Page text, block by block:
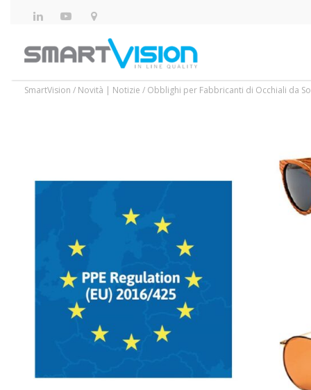
SmartVision / Novità | Notizie / Obblighi per Fabbricanti di Occhiali da